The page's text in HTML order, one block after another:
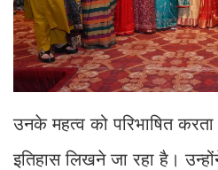
उनके महत्व को परिभाषित
इतिहास लिखने जा रहा है।